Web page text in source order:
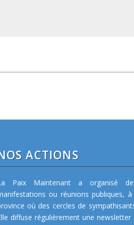
ACTIONS
Paix Maintenant a organisé
ou réunions publiques,
où des cercles de
diffuse régulièrement une